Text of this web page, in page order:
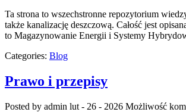
Ta strona to wszechstronne repozytorium
także kanalizację deszczową. Całość jest
to Magazynowanie Energii i Systemy
Categories: Blog
Prawo i przepisy
Posted by admin lut - 26 - 2026 Możliwość